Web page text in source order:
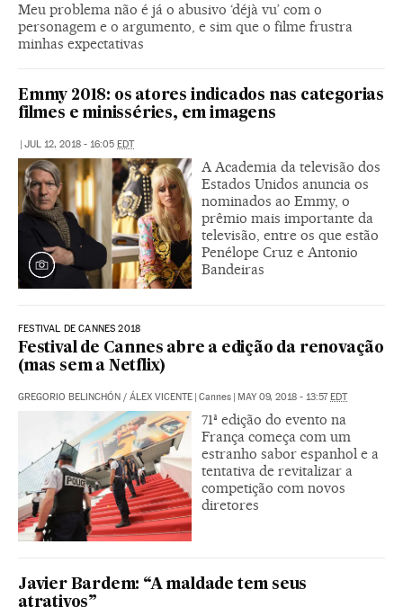
Meu problema não é já o abusivo ‘déjà vu’ com o
personagem e o argumento, e sim que o filme frustra
minhas expectativas
Emmy 2018: os atores indicados nas categorias
filmes e minisséries, em imagens
| JUL 12, 2018 - 16:05 EDT
A Academia da televisão dos
Estados Unidos anuncia os
nominados ao Emmy, o
prêmio mais importante da
televisão, entre os que estão
Penélope Cruz e Antonio
Bandeiras
FESTIVAL DE CANNES 2018
Festival de Cannes abre a edição da renovação
(mas sem a Netflix)
GREGORIO BELINCHÓN / ÁLEX VICENTE | Cannes | MAY 09, 2018 - 13:57EDT
71ª edição do evento na
França começa com um
estranho sabor espanhol e a
tentativa de revitalizar a
competição com novos
diretores
Javier Bardem: “A maldade tem seus
atrativos”